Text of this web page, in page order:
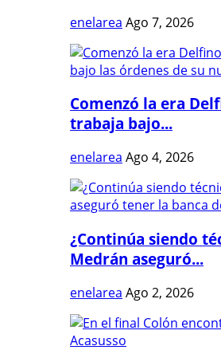
enelarea Ago 7, 2026
Comenzó la era
trabaja bajo...
enelarea Ago 4, 2026
¿Continúa siendo
Medrán aseguró...
enelarea Ago 2, 2026